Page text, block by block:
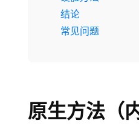
结论
常见问题
原生方法（